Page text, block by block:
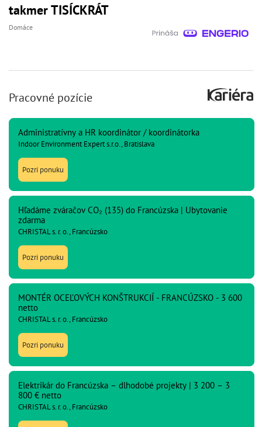
takmer TISÍCKRÁT
Domáce
Pracovné pozície
Administratívny a HR koordinátor / koordinátorka
Indoor Environment Expert s.r.o., Bratislava
Pozri ponuku
Hľadáme zváračov CO₂ (135) do Francúzska | Ubytovanie
zdarma
CHRISTAL s. r. o., Francúzsko
Pozri ponuku
MONTÉR OCEĽOVÝCH KONŠTRUKCIÍ - FRANCÚZSKO - 3 600
netto
CHRISTAL s. r. o., Francúzsko
Pozri ponuku
Elektrikár do Francúzska – dlhodobé projekty | 3 200 – 3
800 € netto
CHRISTAL s. r. o., Francúzsko